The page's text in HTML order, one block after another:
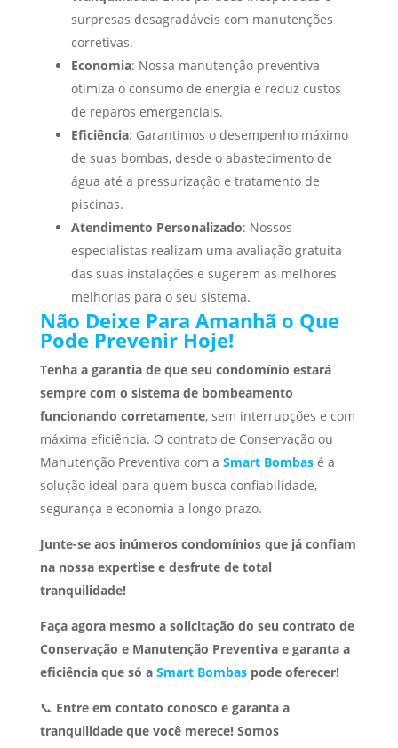
surpresas desagradáveis com manutenções
corretivas.
Economia: Nossa manutenção preventiva
otimiza o consumo de energia e reduz custos
de reparos emergenciais.
Eficiência: Garantimos o desempenho máximo
de suas bombas, desde o abastecimento de
água até a pressurização e tratamento de
piscinas.
Atendimento Personalizado: Nossos
especialistas realizam uma avaliação gratuita
das suas instalações e sugerem as melhores
melhorias para o seu sistema.
Não Deixe Para Amanhã o Que
Pode Prevenir Hoje!
Tenha a garantia de que seu condomínio estará
sempre com o sistema de bombeamento
funcionando corretamente, sem interrupções e com
máxima eficiência. O contrato de Conservação ou
Manutenção Preventiva com a Smart Bombasé a
solução ideal para quem busca confiabilidade,
segurança e economia a longo prazo.
Junte-se aos inúmeros condomínios que já confiam
na nossa expertise e desfrute de total
tranquilidade!
Faça agora mesmo a solicitação do seu contrato de
Conservação e Manutenção Preventiva e garanta a
eficiência que só a Smart Bombaspode oferecer!
📞 Entre em contato conosco e garanta a
tranquilidade que você merece! Somos